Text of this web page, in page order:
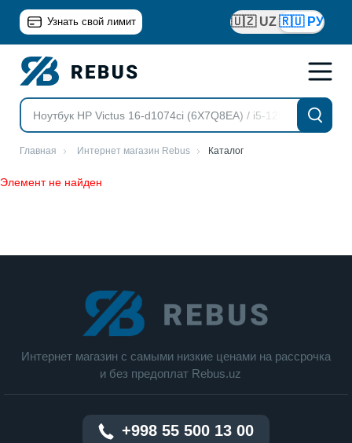
Узнать свой лимит 🇺🇿 UZ🇷🇺 РУ
Главная Интернет магазин Rebus Каталог
Элемент не найден
Интернет магазин c cамыми низкие ценами на рассрочка
и без предоплат Rebus.uz
+998 55 500 13 00